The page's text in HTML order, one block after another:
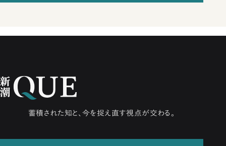
蓄積された知と、今を捉え直す視点が交わる。